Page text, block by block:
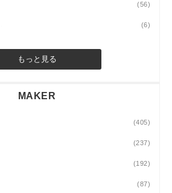
(56)
(6)
もっと見る
MAKER
(405)
(237)
(192)
(87)